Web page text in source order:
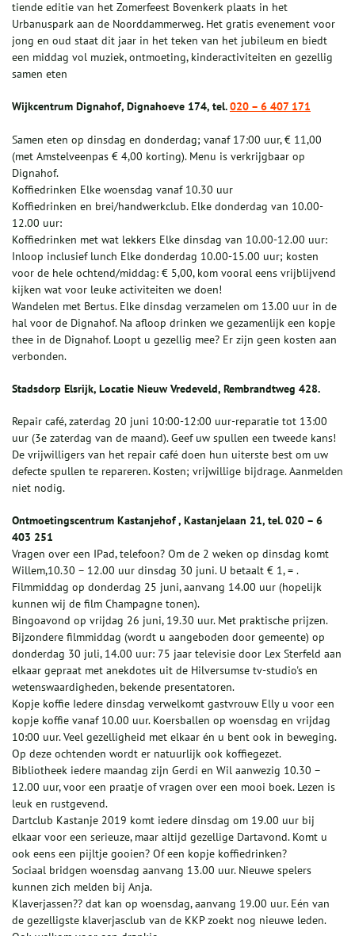
tiende editie van het Zomerfeest Bovenkerk plaats in het
Urbanuspark aan de Noorddammerweg. Het gratis evenement voor
jong en oud staat dit jaar in het teken van het jubileum en biedt
een middag vol muziek, ontmoeting, kinderactiviteiten en gezellig
samen eten
Wijkcentrum Dignahof, Dignahoeve 174, tel.020 – 6 407 171
Samen eten op dinsdag en donderdag; vanaf 17:00 uur, € 11,00
(met Amstelveenpas € 4,00 korting). Menu is verkrijgbaar op
Dignahof.
Koffiedrinken Elke woensdag vanaf 10.30 uur
Koffiedrinken en brei/handwerkclub. Elke donderdag van 10.00-
12.00 uur:
Koffiedrinken met wat lekkers Elke dinsdag van 10.00-12.00 uur:
Inloop inclusief lunch Elke donderdag 10.00-15.00 uur; kosten
voor de hele ochtend/middag: € 5,00, kom vooral eens vrijblijvend
kijken wat voor leuke activiteiten we doen!
Wandelen met Bertus. Elke dinsdag verzamelen om 13.00 uur in de
hal voor de Dignahof. Na afloop drinken we gezamenlijk een kopje
thee in de Dignahof. Loopt u gezellig mee? Er zijn geen kosten aan
verbonden.
Stadsdorp Elsrijk, Locatie Nieuw Vredeveld, Rembrandtweg 428.
Repair café, zaterdag 20 juni 10:00-12:00 uur-reparatie tot 13:00
uur (3e zaterdag van de maand). Geef uw spullen een tweede kans!
De vrijwilligers van het repair café doen hun uiterste best om uw
defecte spullen te repareren. Kosten; vrijwillige bijdrage. Aanmelden
niet nodig.
Ontmoetingscentrum Kastanjehof , Kastanjelaan 21, tel. 020 – 6
403 251
Vragen over een IPad, telefoon? Om de 2 weken op dinsdag komt
Willem,10.30 – 12.00 uur dinsdag 30 juni. U betaalt € 1, = .
Filmmiddag op donderdag 25 juni, aanvang 14.00 uur (hopelijk
kunnen wij de film Champagne tonen).
Bingoavond op vrijdag 26 juni, 19.30 uur. Met praktische prijzen.
Bijzondere filmmiddag (wordt u aangeboden door gemeente) op
donderdag 30 juli, 14.00 uur: 75 jaar televisie door Lex Sterfeld aan
elkaar gepraat met anekdotes uit de Hilversumse tv-studio's en
wetenswaardigheden, bekende presentatoren.
Kopje koffie Iedere dinsdag verwelkomt gastvrouw Elly u voor een
kopje koffie vanaf 10.00 uur. Koersballen op woensdag en vrijdag
10:00 uur. Veel gezelligheid met elkaar én u bent ook in beweging.
Op deze ochtenden wordt er natuurlijk ook koffiegezet.
Bibliotheek iedere maandag zijn Gerdi en Wil aanwezig 10.30 –
12.00 uur, voor een praatje of vragen over een mooi boek. Lezen is
leuk en rustgevend.
Dartclub Kastanje 2019 komt iedere dinsdag om 19.00 uur bij
elkaar voor een serieuze, maar altijd gezellige Dartavond. Komt u
ook eens een pijltje gooien? Of een kopje koffiedrinken?
Sociaal bridgen woensdag aanvang 13.00 uur. Nieuwe spelers
kunnen zich melden bij Anja.
Klaverjassen?? dat kan op woensdag, aanvang 19.00 uur. Eén van
de gezelligste klaverjasclub van de KKP zoekt nog nieuwe leden.